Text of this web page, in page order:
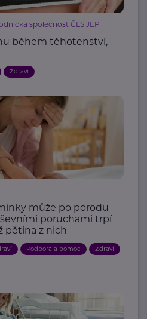
společnost ČLS JEP
během těhotenství,
Zdraví
může po porodu
poruchami trpí
pětina z nich
Podpora a pomoc Zdraví